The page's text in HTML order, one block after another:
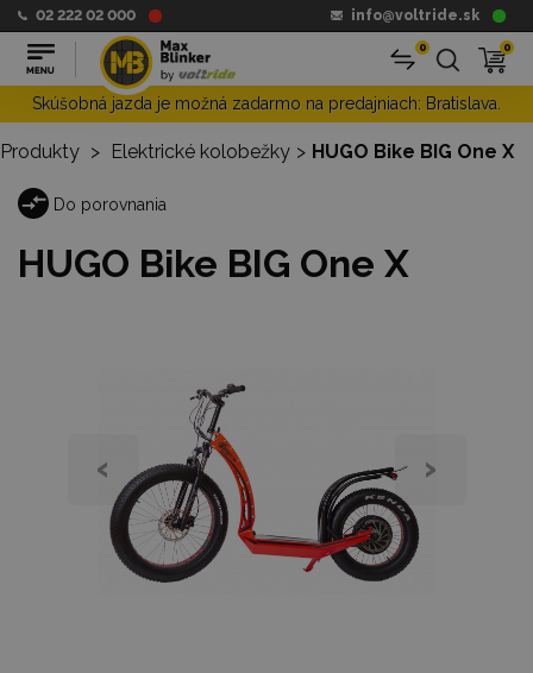
02 222 02 000 info@voltride.sk
0 0
Skúšobná jazda je možná zadarmo na predajniach: Bratislava.
Produkty > Elektrické kolobežky > HUGO Bike BIG One X
Do porovnania
HUGO Bike BIG One X
‹ ›